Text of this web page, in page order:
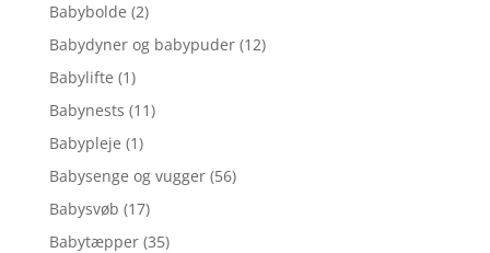
Babybolde (2)
Babydyner og babypuder (12)
Babylifte (1)
Babynests (11)
Babypleje (1)
Babysenge og vugger (56)
Babysvøb (17)
Babytæpper (35)